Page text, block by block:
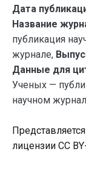
Дата
Название
публикация
журнале,
Данные для
Ученых —
научном
лицензии CC